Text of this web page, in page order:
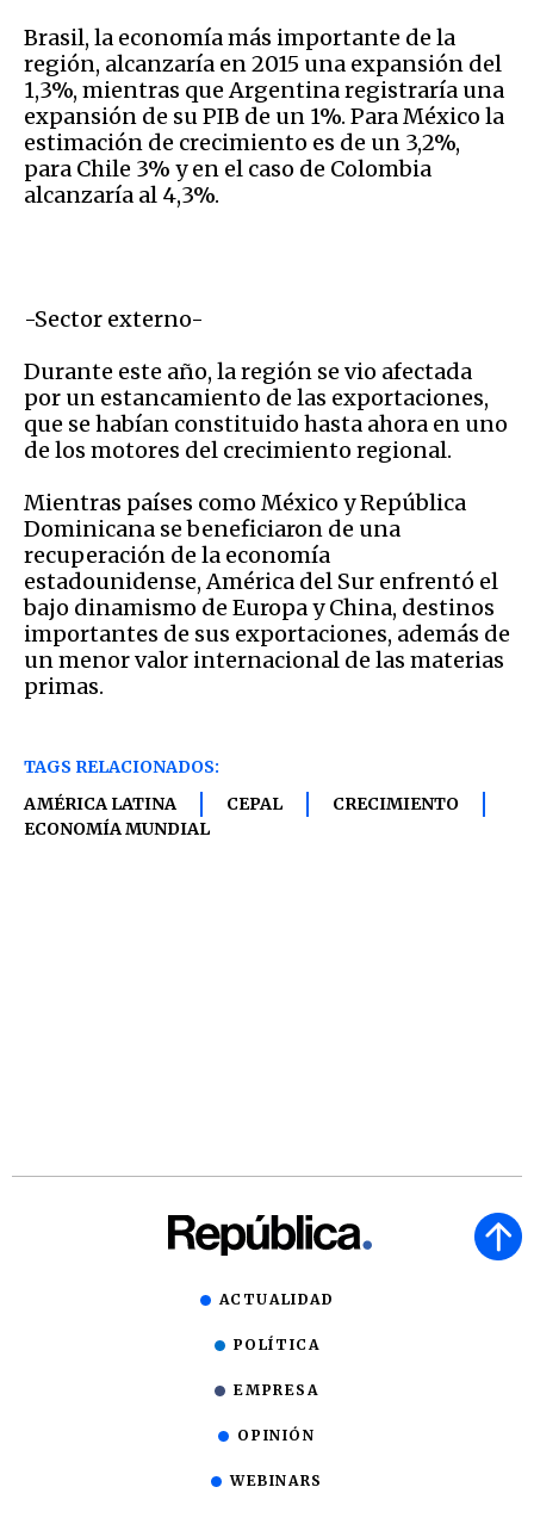
Brasil, la economía más importante de la
región, alcanzaría en 2015 una expansión del
1,3%, mientras que Argentina registraría una
expansión de su PIB de un 1%. Para México la
estimación de crecimiento es de un 3,2%,
para Chile 3% y en el caso de Colombia
alcanzaría al 4,3%.
-Sector externo-
Durante este año, la región se vio afectada
por un estancamiento de las exportaciones,
que se habían constituido hasta ahora en uno
de los motores del crecimiento regional.
Mientras países como México y República
Dominicana se beneficiaron de una
recuperación de la economía
estadounidense, América del Sur enfrentó el
bajo dinamismo de Europa y China, destinos
importantes de sus exportaciones, además de
un menor valor internacional de las materias
primas.
TAGS RELACIONADOS:
AMÉRICA LATINA
CEPAL
CRECIMIENTO
ECONOMÍA MUNDIAL
ACTUALIDAD
POLÍTICA
EMPRESA
OPINIÓN
WEBINARS